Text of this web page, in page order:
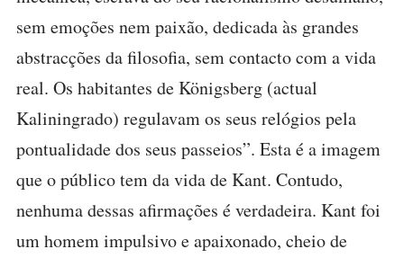
sem emoções nem paixão, dedicada às grandes
abstracções da filosofia, sem contacto com a vida
real. Os habitantes de Königsberg (actual
Kaliningrado) regulavam os seus relógios pela
pontualidade dos seus passeios”. Esta é a imagem
que o público tem da vida de Kant. Contudo,
nenhuma dessas afirmações é verdadeira. Kant foi
um homem impulsivo e apaixonado, cheio de